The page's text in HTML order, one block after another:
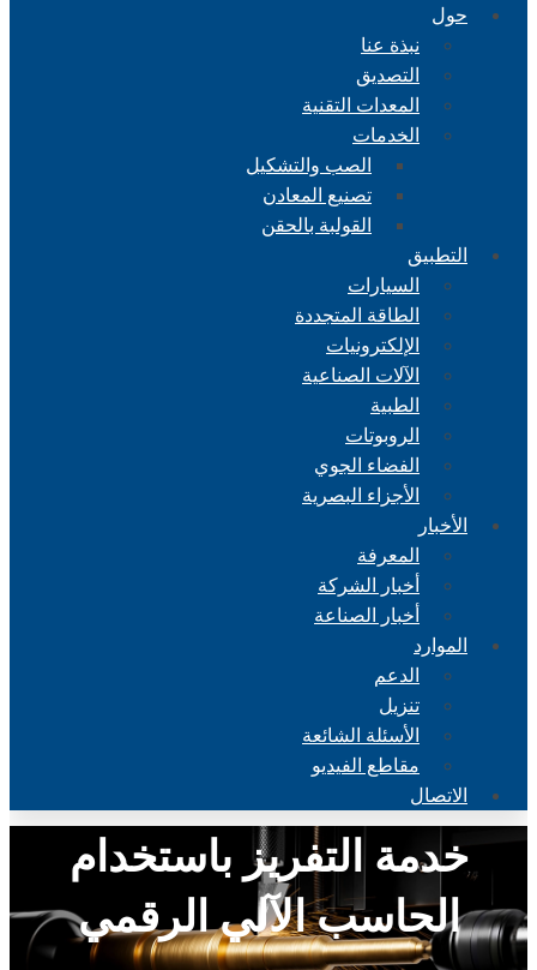
حول
نبذة عنا
التصديق
المعدات التقنية
الخدمات
الصب والتشكيل
تصنيع المعادن
القولبة بالحقن
التطبيق
السيارات
الطاقة المتجددة
الإلكترونيات
الآلات الصناعية
الطبية
الروبوتات
الفضاء الجوي
الأجزاء البصرية
الأخبار
المعرفة
أخبار الشركة
أخبار الصناعة
الموارد
الدعم
تنزيل
الأسئلة الشائعة
مقاطع الفيديو
الاتصال
خدمة التفريز باستخدام
الحاسب الآلي الرقمي